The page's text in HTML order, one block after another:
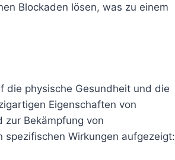
Blockaden lösen, was zu einem
die physische Gesundheit und die
Eigenschaften von
zur Bekämpfung von
spezifischen Wirkungen aufgezeigt: